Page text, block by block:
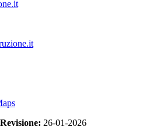
Revisione: 26-01-2026